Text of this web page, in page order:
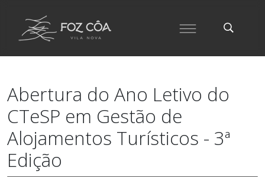
Abertura do Ano Letivo do
CTeSP em Gestão de
Alojamentos Turísticos - 3ª
Edição